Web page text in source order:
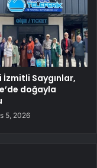
İzmitli Saygınlar,
doğayla
5, 2026